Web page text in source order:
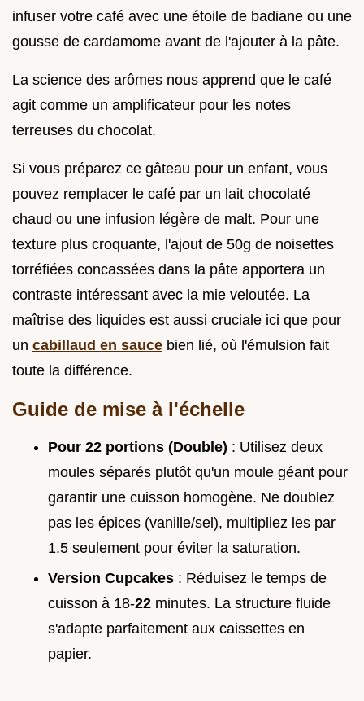
infuser votre café avec une étoile de badiane ou une
gousse de cardamome avant de l'ajouter à la pâte.
La science des arômes nous apprend que le café
agit comme un amplificateur pour les notes
terreuses du chocolat.
Si vous préparez ce gâteau pour un enfant, vous
pouvez remplacer le café par un lait chocolaté
chaud ou une infusion légère de malt. Pour une
texture plus croquante, l'ajout de 50g de noisettes
torréfiées concassées dans la pâte apportera un
contraste intéressant avec la mie veloutée. La
maîtrise des liquides est aussi cruciale ici que pour
un cabillaud en sauce bien lié, où l'émulsion fait
toute la différence.
Guide de mise à l'échelle
Pour 22 portions (Double) : Utilisez deux
moules séparés plutôt qu'un moule géant pour
garantir une cuisson homogène. Ne doublez
pas les épices (vanille/sel), multipliez les par
1.5 seulement pour éviter la saturation.
Version Cupcakes : Réduisez le temps de
cuisson à 18-22 minutes. La structure fluide
s'adapte parfaitement aux caissettes en
papier.